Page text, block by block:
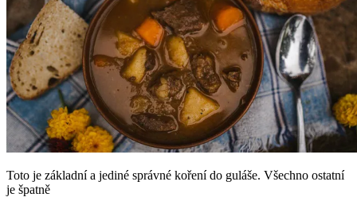
Toto je základní a jediné správné koření do guláše. Všechno ostatní
je špatně